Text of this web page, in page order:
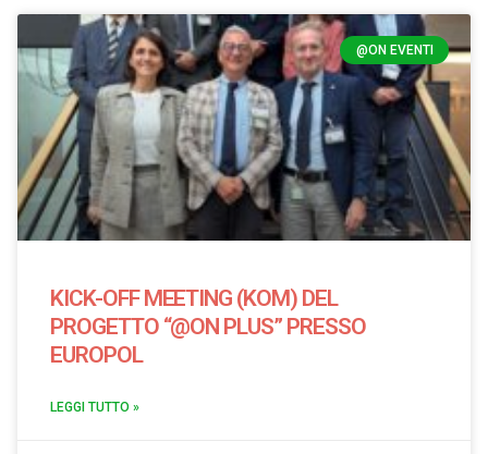
@ON EVENTI
KICK-OFF MEETING (KOM) DEL
PROGETTO “@ON PLUS” PRESSO
EUROPOL
LEGGI TUTTO »